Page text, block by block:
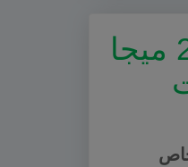
حتى 200 ميجا